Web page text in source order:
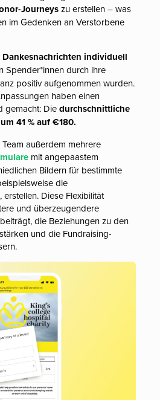
Journeyszu erstellen – was
im Gedenken an Verstorbene
Dankesnachrichten individuell
Spender*innen durch ihre
positivaufgenommen wurden.
haben einen
gemacht: Diedurchschnittliche
41 % auf €180.
außerdem mehrere
mit angepaastem
Bildern für bestimmte
die
Diese Flexibilität
und überzeugendere
die Beziehungen zu den
und die Fundraising-